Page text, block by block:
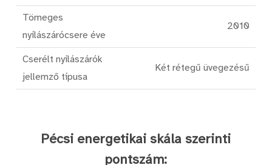
Tömeges
nyílászárócsere éve
2010
Cserélt nyílászárók
jellemző típusa
Két rétegű üvegezésű
Pécsi energetikai skála szerinti
pontszám: